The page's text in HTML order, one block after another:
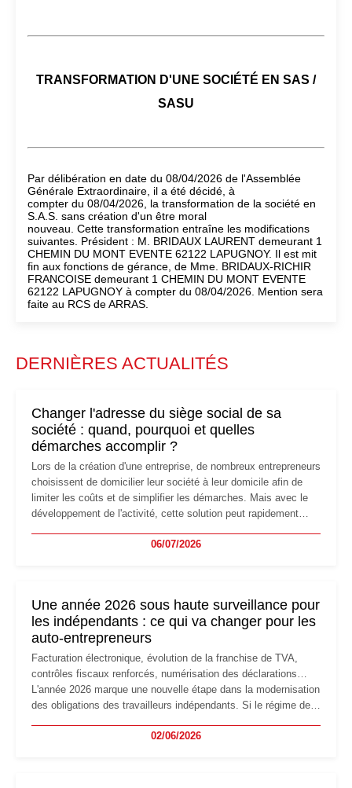
TRANSFORMATION D'UNE SOCIÉTÉ EN SAS /
SASU
Par délibération en date du 08/04/2026 de l'Assemblée
Générale Extraordinaire, il a été décidé, à
compter du 08/04/2026, la transformation de la société en
S.A.S. sans création d'un être moral
nouveau. Cette transformation entraîne les modifications
suivantes. Président : M. BRIDAUX LAURENT demeurant 1
CHEMIN DU MONT EVENTE 62122 LAPUGNOY. Il est mit
fin aux fonctions de gérance, de Mme. BRIDAUX-RICHIR
FRANCOISE demeurant 1 CHEMIN DU MONT EVENTE
62122 LAPUGNOY à compter du 08/04/2026. Mention sera
faite au RCS de ARRAS.
DERNIÈRES ACTUALITÉS
Changer l'adresse du siège social de sa
société : quand, pourquoi et quelles
démarches accomplir ?
Lors de la création d'une entreprise, de nombreux entrepreneurs
choisissent de domicilier leur société à leur domicile afin de
limiter les coûts et de simplifier les démarches. Mais avec le
développement de l'activité, cette solution peut rapidement
professionnels, recrutement, image de marque… Le
06/07/2026
Une année 2026 sous haute surveillance pour
les indépendants : ce qui va changer pour les
auto-entrepreneurs
Facturation électronique, évolution de la franchise de TVA,
contrôles fiscaux renforcés, numérisation des déclarations…
L'année 2026 marque une nouvelle étape dans la modernisation
des obligations des travailleurs indépendants. Si le régime de
les auto-entrepreneurs devront s'adapter à un environnement
02/06/2026